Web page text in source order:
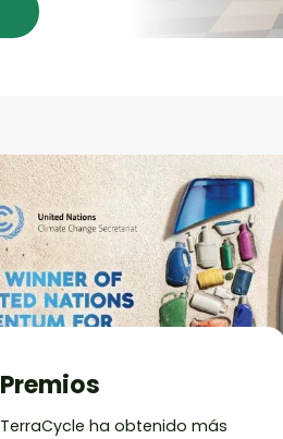
Premios
TerraCycle ha obtenido más